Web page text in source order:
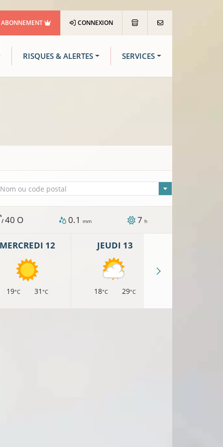
ABONNEMENT CONNEXION
RISQUES & ALERTES SERVICES
sélectionnée
Nom ou code postal
/40 O 0.1 mm 7 h
12
19°C 31 °C
JEUDI 13
18°C 29°C